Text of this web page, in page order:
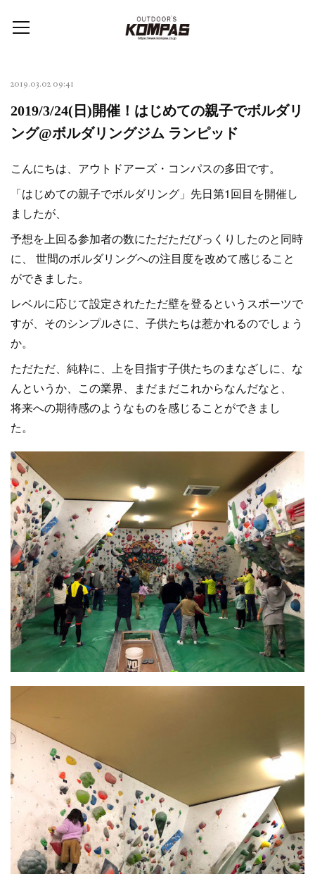
2019.03.02 09:41
2019/3/24(日)開催！はじめての親子でボルダリ
ング@ボルダリングジム ランピッド
こんにちは、アウトドアーズ・コンパスの多田です。
「はじめての親子でボルダリング」先日第1回目を開催し
ましたが、
予想を上回る参加者の数にただただびっくりしたのと同時
に、 世間のボルダリングへの注目度を改めて感じること
ができました。
レベルに応じて設定されたただ壁を登るというスポーツで
すが、そのシンプルさに、子供たちは惹かれるのでしょう
か。
ただただ、純粋に、上を目指す子供たちのまなざしに、な
んというか、この業界、まだまだこれからなんだなと、
将来への期待感のようなものを感じることができまし
た。